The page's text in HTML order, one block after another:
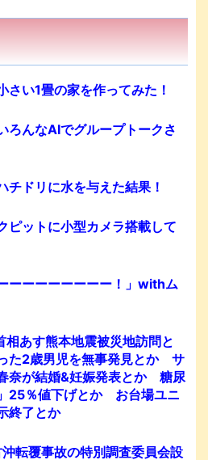
さい1畳の家を作ってみた！
ろんなAIでグループトークさ
チドリに水を与えた結果！
ピットに小型カメラ搭載して
ーーーーーーーー！」withム
あす熊本地震被災地訪問と
た2歳男児を無事発見とか サ
奈が結婚&妊娠発表とか 糖尿
25％値下げとか お台場ユニ
終了とか
転覆事故の特別調査委員会設